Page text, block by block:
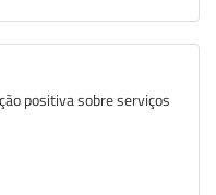
positiva sobre serviços